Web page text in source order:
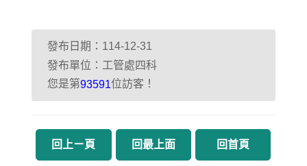
發布日期：114-12-31
發布單位：工管處四科
您是第93591位訪客！
回上ㄧ頁 回最上面 回首頁